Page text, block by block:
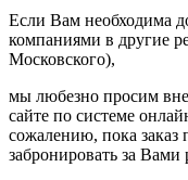
Если Вам необходима
компаниями в другие
Московского),
мы любезно просим
сайте по системе
сожалению, пока
забронировать за